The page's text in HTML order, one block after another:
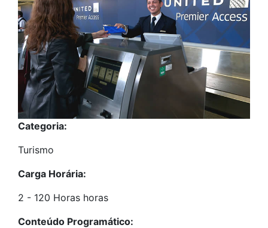
Categoria:
Turismo
Carga Horária:
2 - 120 Horas horas
Conteúdo Programático: